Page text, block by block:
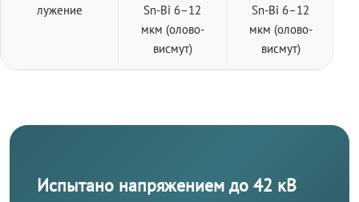
лужение
Sn-Bi 6–12
мкм (олово-
висмут)
Sn-Bi 6–12
мкм (олово-
висмут)
Испытано напряжением до 42 кВ